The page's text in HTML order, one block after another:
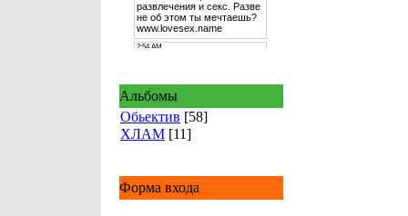
Альбомы
Обьектив [58]
ХЛАМ [11]
Форма входа